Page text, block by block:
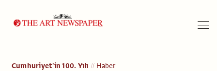
Cumhuriyet'in 100. Yılı Haber